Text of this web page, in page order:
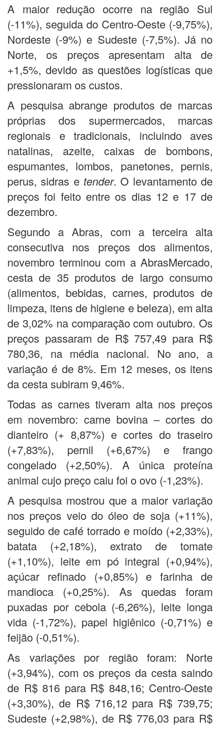
A maior redução ocorre na região Sul
(-11%), seguida do Centro-Oeste (-9,75%),
Nordeste (-9%) e Sudeste (-7,5%). Já no
Norte, os preços apresentam alta de
+1,5%, devido as questões logísticas que
pressionaram os custos.
A pesquisa abrange produtos de marcas
próprias dos supermercados, marcas
regionais e tradicionais, incluindo aves
natalinas, azeite, caixas de bombons,
espumantes, lombos, panetones, pernis,
perus, sidras e tender. O levantamento de
preços foi feito entre os dias 12 e 17 de
dezembro.
Segundo a Abras, com a terceira alta
consecutiva nos preços dos alimentos,
novembro terminou com a AbrasMercado,
cesta de 35 produtos de largo consumo
(alimentos, bebidas, carnes, produtos de
limpeza, itens de higiene e beleza), em alta
de 3,02% na comparação com outubro. Os
preços passaram de R$ 757,49 para R$
780,36, na média nacional. No ano, a
variação é de 8%. Em 12 meses, os itens
da cesta subiram 9,46%.
Todas as carnes tiveram alta nos preços
em novembro: carne bovina – cortes do
dianteiro (+ 8,87%) e cortes do traseiro
(+7,83%), pernil (+6,67%) e frango
congelado (+2,50%). A única proteína
animal cujo preço caiu foi o ovo (-1,23%).
A pesquisa mostrou que a maior variação
nos preços veio do óleo de soja (+11%),
seguido de café torrado e moído (+2,33%),
batata (+2,18%), extrato de tomate
(+1,10%), leite em pó integral (+0,94%),
açúcar refinado (+0,85%) e farinha de
mandioca (+0,25%). As quedas foram
puxadas por cebola (-6,26%), leite longa
vida (-1,72%), papel higiênico (-0,71%) e
feijão (-0,51%).
As variações por região foram: Norte
(+3,94%), com os preços da cesta saindo
de R$ 816 para R$ 848,16; Centro-Oeste
(+3,30%), de R$ 716,12 para R$ 739,75;
Sudeste (+2,98%), de R$ 776,03 para R$